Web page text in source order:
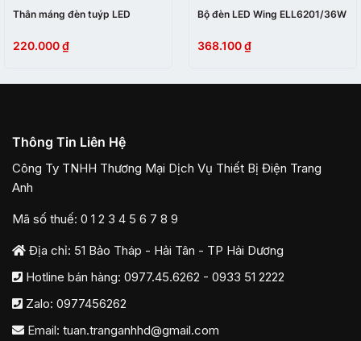
Thân máng đèn tuýp LED
220.000₫
Bộ đèn LED Wing ELL6201/36W
368.100₫
Thông Tin Liên Hệ
Công Ty TNHH Thương Mại Dịch Vụ Thiết Bị Điện Trang
Anh
Mã số thuế: 0 1 2 3 4 5 6 7 8 9
Địa chỉ: 51 Bảo Tháp - Hải Tân - TP Hải Dương
Hotline bán hàng: 0977.45.6262 - 0933 51 2222
Zalo: 0977456262
Email: tuan.tranganhhd@gmail.com